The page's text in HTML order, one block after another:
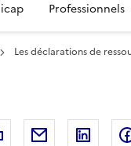
Professionnels
Les déclarations de
Imprimer Courriel